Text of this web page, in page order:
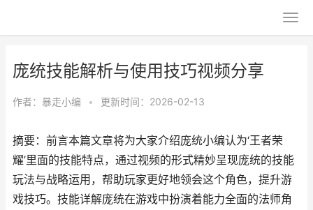
庞统技能解析与使用技巧视频分享
作者： 暴走小编 • 更新时间：2026-02-13
摘要：前言本篇文章将为大家介绍庞统小编认为‘王者荣
耀’里面的技能特点，通过视频的形式精妙呈现庞统的技能
玩法与战略运用，帮助玩家更好地领会这个角色，提升游
戏技巧。技能详解庞统在游戏中扮演着能力全面的法师角